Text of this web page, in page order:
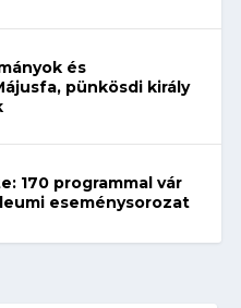
és
pünkösdi király
170 programmal vár
eseménysorozat